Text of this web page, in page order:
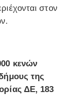
στον
κενών
της
ΔΕ, 183